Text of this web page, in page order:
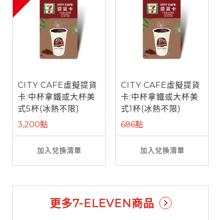
CITY CAFE虛擬提貨
卡:中杯拿鐵或大杯美
式5杯(冰熱不限)
3,200點
加入兌換清單
CITY CAFE虛擬提貨
卡:中杯拿鐵或大杯美
式1杯(冰熱不限)
686點
加入兌換清單
更多7-ELEVEN商品